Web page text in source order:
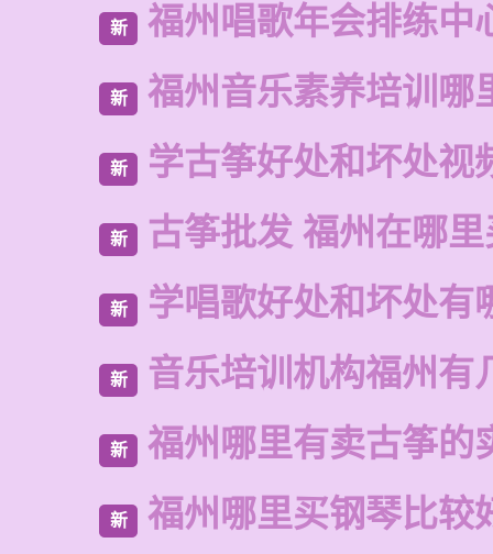
新 福州唱歌年会排练中
新 福州音乐素养培训哪
新 学古筝好处和坏处视
新 古筝批发 福州在哪
新 学唱歌好处和坏处有
新 音乐培训机构福州有
新 福州哪里有卖古筝的
新 福州哪里买钢琴比较